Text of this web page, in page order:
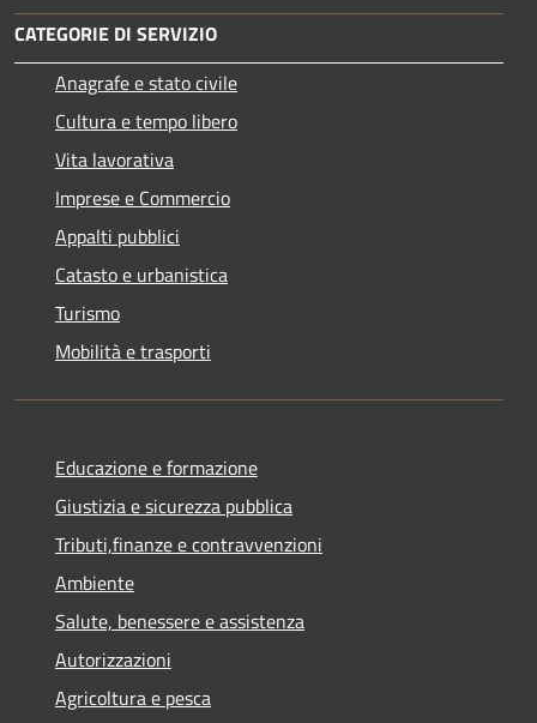
CATEGORIE DI SERVIZIO
Anagrafe e stato civile
Cultura e tempo libero
Vita lavorativa
Imprese e Commercio
Appalti pubblici
Catasto e urbanistica
Turismo
Mobilità e trasporti
Educazione e formazione
Giustizia e sicurezza pubblica
Tributi,finanze e contravvenzioni
Ambiente
Salute, benessere e assistenza
Autorizzazioni
Agricoltura e pesca